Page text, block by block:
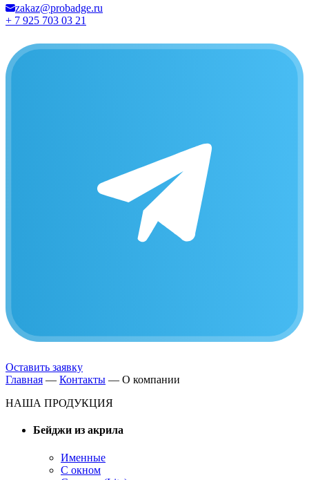
zakaz@probadge.ru
+ 7 925 703 03 21
Оставить заявку
Главная — Контакты — О компании
НАША ПРОДУКЦИЯ
Бейджи из акрила
Именные
С окном